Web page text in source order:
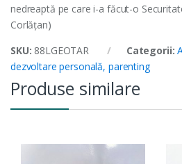
nedreaptă pe care i-a făcut-o
Corlățan)
SKU: 88LGEOTAR Categorii:
dezvoltare personală, parenting
Produse similare